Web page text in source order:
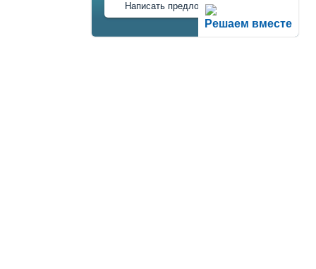
Решаем вместе
Написать предложение